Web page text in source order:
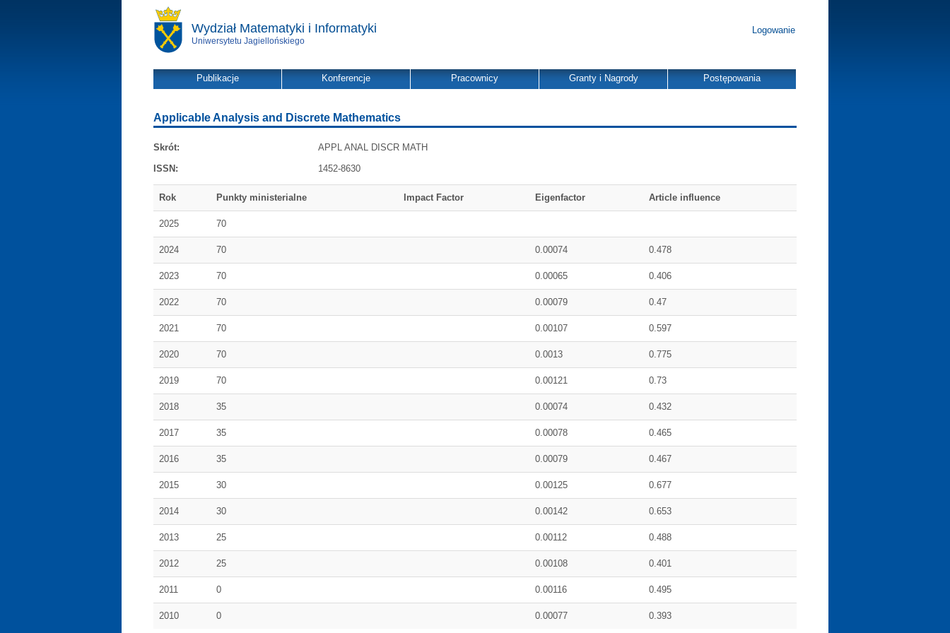
Wydział Matematyki i Informatyki
Uniwersytetu Jagiellońskiego
Logowanie
Publikacje Konferencje Pracownicy Granty i Nagrody Postępowania
Applicable Analysis and Discrete Mathematics
Skrót:
APPL ANAL DISCR MATH
ISSN:
1452-8630
Rok Punkty ministerialne Impact Factor Eigenfactor Article influence
2025 70
2024 70 0.00074 0.478
2023 70 0.00065 0.406
2022 70 0.00079 0.47
2021 70 0.00107 0.597
2020 70 0.0013 0.775
2019 70 0.00121 0.73
2018 35 0.00074 0.432
2017 35 0.00078 0.465
2016 35 0.00079 0.467
2015 30 0.00125 0.677
2014 30 0.00142 0.653
2013 25 0.00112 0.488
2012 25 0.00108 0.401
2011 0 0.00116 0.495
2010 0 0.00077 0.393